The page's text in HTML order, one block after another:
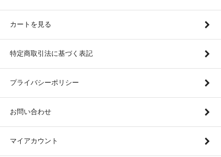
カートを見る
特定商取引法に基づく表記
プライバシーポリシー
お問い合わせ
マイアカウント